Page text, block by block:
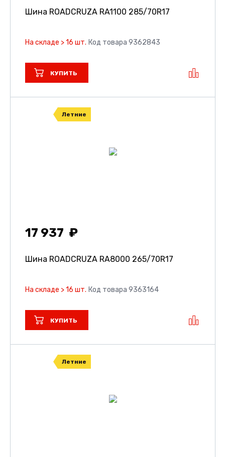
Шина ROADCRUZA RA1100 285/70R17
На складе > 16 шт. Код товара 9362843
КУПИТЬ
Летние
17 937
Шина ROADCRUZA RA8000 265/70R17
На складе > 16 шт. Код товара 9363164
КУПИТЬ
Летние